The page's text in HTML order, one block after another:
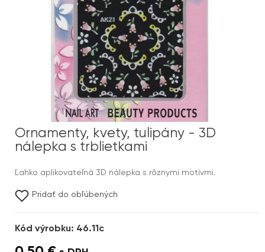
Ornamenty, kvety, tulipány - 3D
nálepka s trblietkami
Ľahko aplikovateľná 3D nálepka s rôznymi motívmi.
Pridať do obľúbených
Kód výrobku: 46.11c